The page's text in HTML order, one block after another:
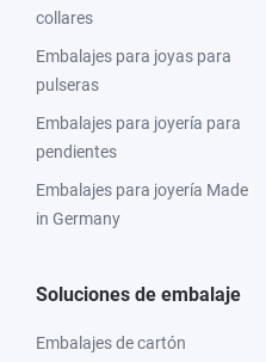
collares
Embalajes para joyas para
pulseras
Embalajes para joyería para
pendientes
Embalajes para joyería Made
in Germany
Soluciones de embalaje
Embalajes de cartón